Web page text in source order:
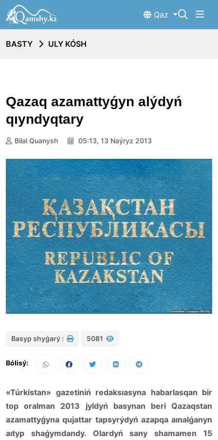
Qaz
BASTY ULY KÓSH
Qazaq azamattyǵyn alýdyń
qıyndyqtary
Bilal Quanysh 05:13, 13 Naýryz 2013
Basyp shyǵarý : 5081
Bólisý:
«Túrkistan» gazetiniń redaksıasyna habarlasqan bir
top oralman 2013 jyldyń basynan beri Qazaqstan
azamattyǵyna qujattar tapsyrýdyń azapqa aınalǵanyn
aıtyp shaǵymdandy. Olardyń sany shamamen 15